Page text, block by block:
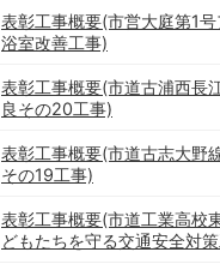
表彰工事概要(市営大庭第1号
浴室改善工事)
表彰工事概要(市道古浦西長
良その20工事)
表彰工事概要(市道古志大野
その19工事)
表彰工事概要(市道工業高校
どもたちを守る交通安全対